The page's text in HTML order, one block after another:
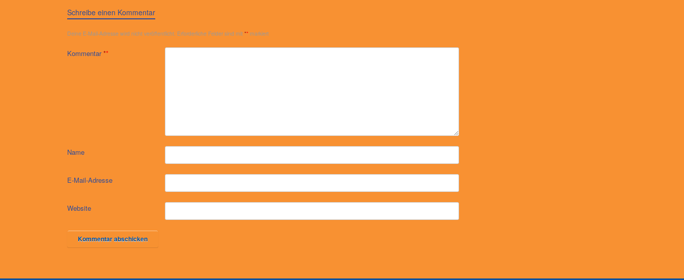
Schreibe einen Kommentar
Deine E-Mail-Adresse wird nicht veröffentlicht. Erforderliche Felder sind mit * markiert
Kommentar*
Name
E-Mail-Adresse
Website